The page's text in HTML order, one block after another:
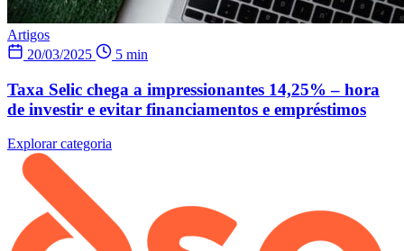
Artigos
20/03/2025
5 min
Taxa Selic chega a impressionantes 14,25% – hora
de investir e evitar financiamentos e empréstimos
Explorar categoria